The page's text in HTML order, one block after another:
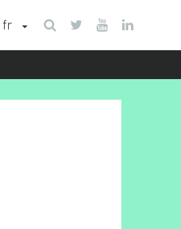
fr